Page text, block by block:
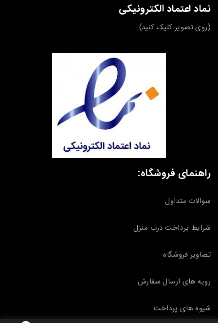
نماد اعتماد الکترونیکی
(روی تصویر کلیک کنید)
راهنمای فروشگاه:
سوالات متداول
شرایط پرداخت درب منزل
تصاویر فروشگاه
رویه های ارسال سفارش
شیوه های پرداخت